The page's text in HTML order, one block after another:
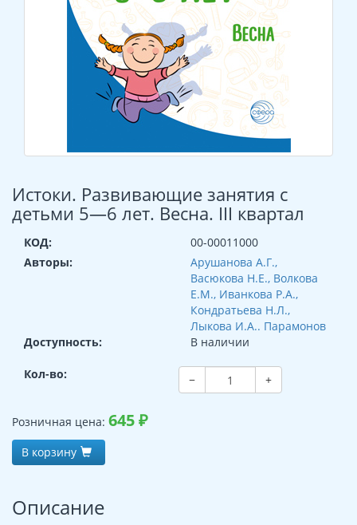
Истоки. Развивающие занятия с
детьми 5—6 лет. Весна. III квартал
КОД:
00-00011000
Авторы:
Арушанова А.Г.,
Васюкова Н.Е., Волкова
Е.М., Иванкова Р.А.,
Кондратьева Н.Л.,
Лыкова И.А.. Парамонов
Доступность:
В наличии
Кол-во: − +
Розничная цена: 645₽
В корзину
Описание